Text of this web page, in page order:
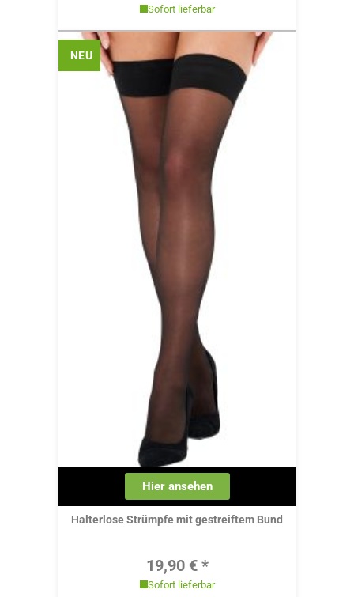
Sofort lieferbar
NEU
Hier ansehen
Halterlose Strümpfe mit gestreiftem Bund
Regulärer Preis:
19,90 € *
Sofort lieferbar